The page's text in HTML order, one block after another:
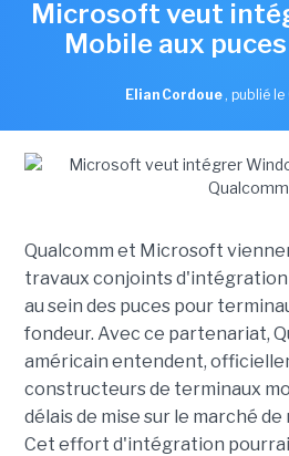
Microsoft veut
Mobile aux
Elian Cordoue , publié
Qualcomm et Microsoft
travaux conjoints d'intégration
au sein des puces pour
fondeur. Avec ce partenariat,
américain entendent,
constructeurs de terminaux
délais de mise sur le marché
Cet effort d'intégration